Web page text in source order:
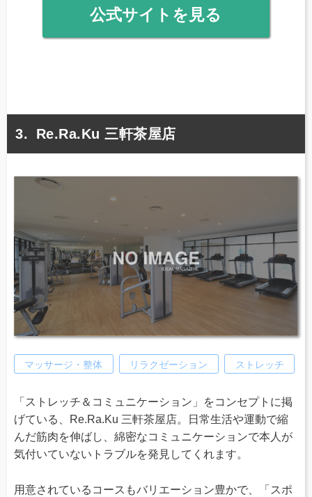
公式サイトを見る
Re.Ra.Ku 三軒茶屋店
マッサージ・整体 リラクゼーション ストレッチ
「ストレッチ＆コミュニケーション」をコンセプトに掲
げている、Re.Ra.Ku 三軒茶屋店。日常生活や運動で縮
んだ筋肉を伸ばし、綿密なコミュニケーションで本人が
気付いていないトラブルを発見してくれます。
用意されているコースもバリエーション豊かで、「スポ